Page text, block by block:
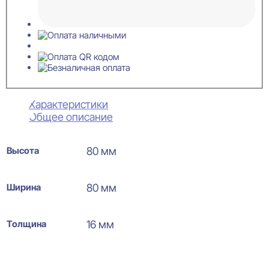
Характеристики
Общее описание
Высота 80 мм
Ширина 80 мм
Толщина 16 мм